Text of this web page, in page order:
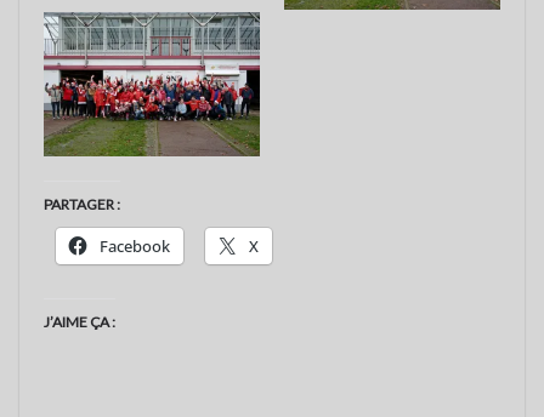
PARTAGER :
Facebook X
J’AIME ÇA :